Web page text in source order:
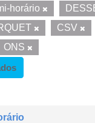
horário
CSV
ONS